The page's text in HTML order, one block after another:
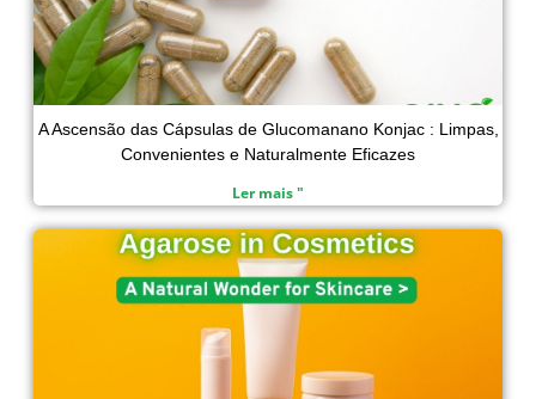
A Ascensão das Cápsulas de Glucomanano Konjac : Limpas,
Convenientes e Naturalmente Eficazes
Ler mais "